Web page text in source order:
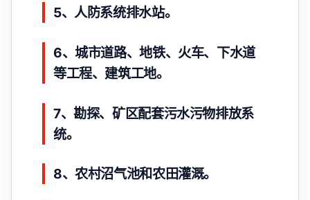
5、人防系统排水站。
6、城市道路、地铁、火车、下水道
等工程、建筑工地。
7、勘探、矿区配套污水污物排放系
统。
8、农村沼气池和农田灌溉。